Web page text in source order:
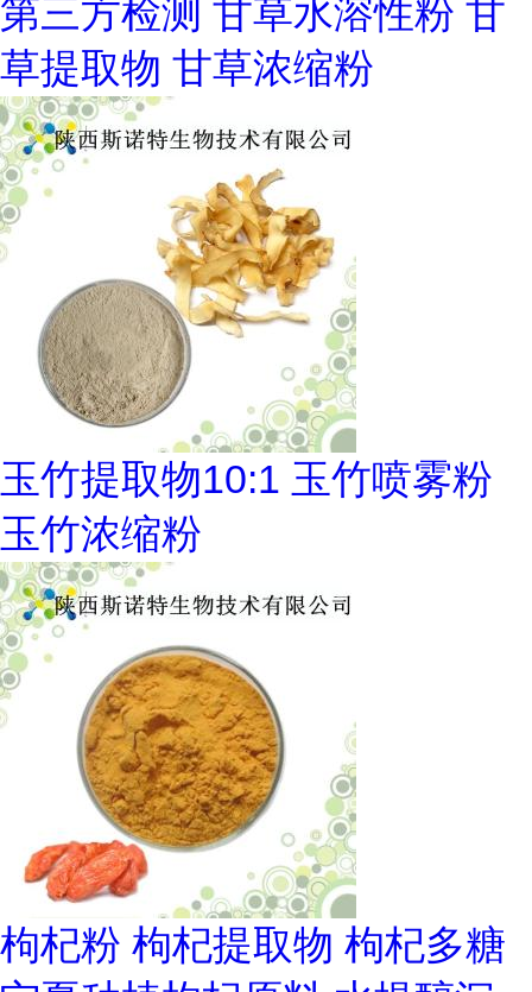
第三方检测 甘草水溶性粉 甘
草提取物 甘草浓缩粉
玉竹提取物10:1 玉竹喷雾粉
玉竹浓缩粉
枸杞粉 枸杞提取物 枸杞多糖